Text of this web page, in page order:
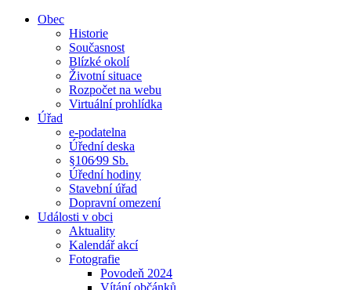
Obec
Historie
Současnost
Blízké okolí
Životní situace
Rozpočet na webu
Virtuální prohlídka
Úřad
e-podatelna
Úřední deska
§106⁄99 Sb.
Úřední hodiny
Stavební úřad
Dopravní omezení
Události v obci
Aktuality
Kalendář akcí
Fotografie
Povodeň 2024
Vítání občánků